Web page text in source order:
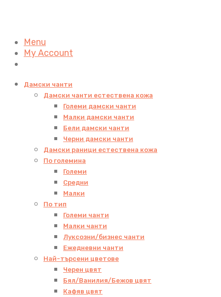
Menu
My Account
Дамски чанти
Дамски чанти естествена кожа
Големи дамски чанти
Малки дамски чанти
Бели дамски чанти
Черни дамски чанти
Дамски раници естествена кожа
По големина
Големи
Средни
Малки
По тип
Големи чанти
Малки чанти
Луксозни/бизнес чанти
Ежедневни чанти
Най-търсени цветове
Черен цвят
Бял/Ванилия/Бежов цвят
Кафяв цвят